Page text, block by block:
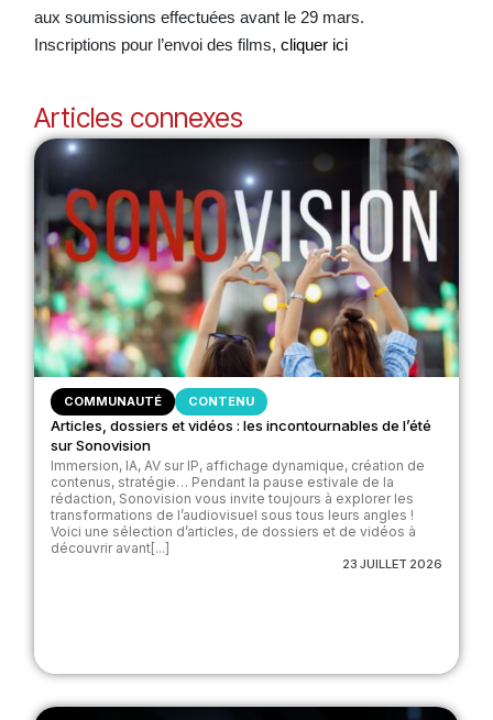
aux soumissions effectuées avant le 29 mars.
Inscriptions pour l’envoi des films, cliquer ici
Articles connexes
COMMUNAUTÉ CONTENU
Articles, dossiers et vidéos : les incontournables de l’été
sur Sonovision
Immersion, IA, AV sur IP, affichage dynamique, création de
contenus, stratégie… Pendant la pause estivale de la
rédaction, Sonovision vous invite toujours à explorer les
transformations de l’audiovisuel sous tous leurs angles !
Voici une sélection d’articles, de dossiers et de vidéos à
découvrir avant[...]
23 JUILLET 2026